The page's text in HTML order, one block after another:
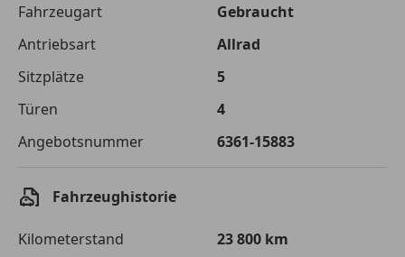
Kreditbetrag
€ 61 500,-
Gesamtbetrag
Einberechnete Gebühren
€ 0,-
Effektivzinsatz
Sollzinssatz
Monatliche Rate € 722,02
Fahrzeugart
Gebraucht
Antriebsart
Allrad
Sitzplätze
5
Türen
4
Angebotsnummer
6361-15883
Fahrzeughistorie
Kilometerstand
23 800 km